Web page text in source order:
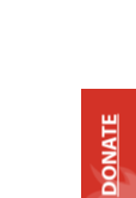
DONATE